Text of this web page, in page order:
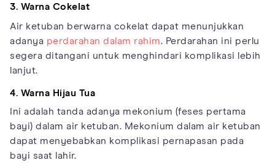
3. Warna Cokelat
Air ketuban berwarna cokelat dapat menunjukkan
adanya perdarahan dalam rahim. Perdarahan ini perlu
segera ditangani untuk menghindari komplikasi lebih
lanjut.
4. Warna Hijau Tua
Ini adalah tanda adanya mekonium (feses pertama
bayi) dalam air ketuban. Mekonium dalam air ketuban
dapat menyebabkan komplikasi pernapasan pada
bayi saat lahir.